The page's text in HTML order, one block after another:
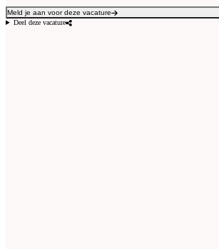
Meld je aan voor deze vacature
Deel deze vacature